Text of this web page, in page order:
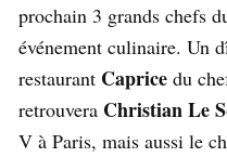
prochain 3 grands chefs
événement culinaire. Un
restaurant Caprice du
retrouvera Christian Le
V à Paris, mais aussi le